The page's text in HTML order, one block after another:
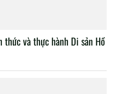
và thực hành Di sản Hồ